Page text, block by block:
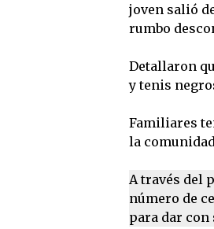
joven salió
rumbo
Detallaron
y tenis
Familiares
la
A través del
número de
para dar con